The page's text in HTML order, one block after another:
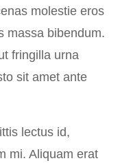
molestie eros
massa bibendum.
fringilla urna
sit amet ante
lectus id,
mi. Aliquam erat